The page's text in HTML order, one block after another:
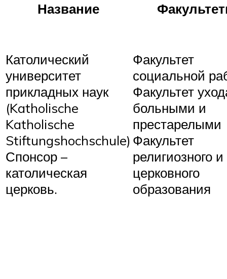
Название
Католический
университет
прикладных наук
(Katholische
Katholische
Stiftungshochschule)
Спонсор –
католическая
церковь.
Факультет
социальной
Факультет
больными и
престарелыми
Факультет
религиозного и
церковного
образования